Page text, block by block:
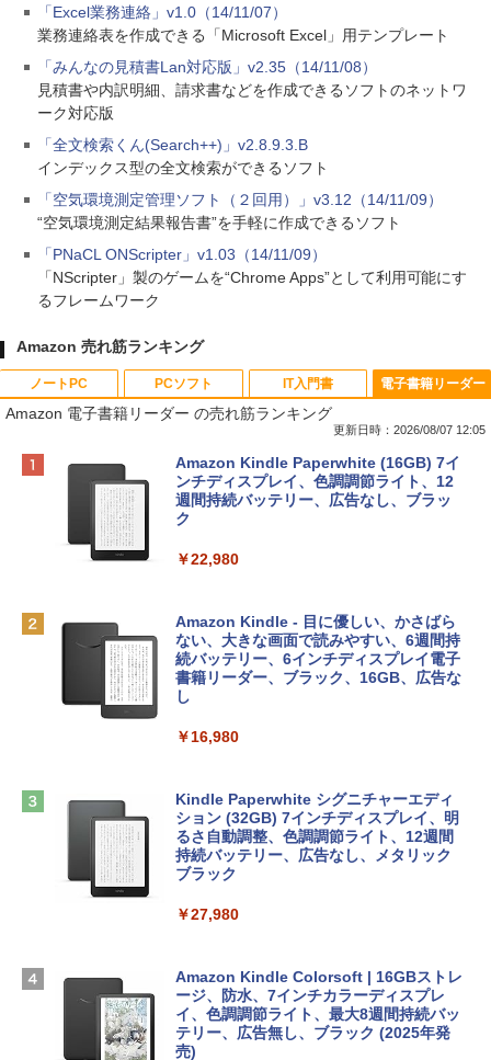
「Excel業務連絡」v1.0（14/11/07）
業務連絡表を作成できる「Microsoft Excel」用テンプレート
「みんなの見積書Lan対応版」v2.35（14/11/08）
見積書や内訳明細、請求書などを作成できるソフトのネットワ
ーク対応版
「全文検索くん(Search++)」v2.8.9.3.B
インデックス型の全文検索ができるソフト
「空気環境測定管理ソフト（２回用）」v3.12（14/11/09）
“空気環境測定結果報告書”を手軽に作成できるソフト
「PNaCL ONScripter」v1.03（14/11/09）
「NScripter」製のゲームを“Chrome Apps”として利用可能にす
るフレームワーク
Amazon 売れ筋ランキング
ノートPC
Apple 2026 MacBook Neo A18 Proチッ
プ搭載13インチノートブック：AIとAppl
e Intelligence、Liquid Retinaディスプ
レイ、8GBメモリ、512GB SSD、1080p
ィゴ + 3年延長 AppleCare+ for 13インチ
￥162,598
tomtoc 360°保護 15.6 16インチ パソコ
ンケース Dell NEC Lavie ASUS HP dyna
Apple 2026 MacBook Air M5チップ搭載
13インチノートブック：AIとApple Intell
igence、13.6インチLiquid Retinaディ
スプレイ、24GBユニファイドメモリ、1
ームカメラ、日本語キーボード、Touch I
￥298,901
【Amazon.co.jp限定】 HP ノートパソコ
ン 15-fd 15.6インチ 16GBメモリ 512GB
PCソフト
Robloxギフトカード - 800 Robux 【限
定バーチャルアイテムを含む】 【オンラ
インゲームコード】 ロブロックス | オン
ラインコード版
￥1,300
Microsoft Office Home & Business 202
4(最新 永続版)|オンラインコード版|Wind
ows11、10/mac対応|PC2台
￥39,582
インゲームコード】 ロブロックス | オン
ラインコード版
￥3,200
Robloxギフトカード - 1000 Robux 【限
ラインコード版
￥1,600
IT入門書
生成AIパスポート公式テキスト 第４版
￥1,766
出す プロンプトの言葉 AI画像生成シリー
ズ (はぴーイラストLabo)
￥480
ClaudeCode いちばんやさしい 教科書:
にもKindle出版にも！ 非エンジニアのた
めのAIコーディング入門シリーズ
￥99
1冊ですべて身につくHTML & CSSとWe
￥2,326
電子書籍リーダー
Amazon 電子書籍リーダー の売れ筋ランキング
更新日時：2026/08/07 12:05
Amazon Kindle Paperwhite (16GB) 7イ
ンチディスプレイ、色調調節ライト、12
週間持続バッテリー、広告なし、ブラッ
ク
￥22,980
Amazon Kindle - 目に優しい、かさばら
ない、大きな画面で読みやすい、6週間持
続バッテリー、6インチディスプレイ電子
書籍リーダー、ブラック、16GB、広告な
し
￥16,980
Kindle Paperwhite シグニチャーエディ
ション (32GB) 7インチディスプレイ、明
るさ自動調整、色調調節ライト、12週間
持続バッテリー、広告なし、メタリック
ブラック
￥27,980
Amazon Kindle Colorsoft | 16GBストレ
ージ、防水、7インチカラーディスプレ
イ、色調調節ライト、最大8週間持続バッ
テリー、広告無し、ブラック (2025年発
売)